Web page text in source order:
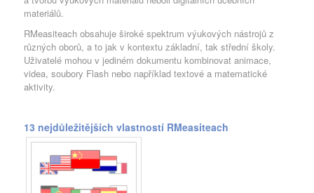
materiálů.
RMeasiteach obsahuje široké spektrum výukových nástrojů z
různých oborů, a to jak v kontextu základní, tak střední školy.
Uživatelé mohou v jediném dokumentu kombinovat animace,
videa, soubory Flash nebo například textové a matematické
aktivity.
13 nejdůležitějších vlastností RMeasiteach